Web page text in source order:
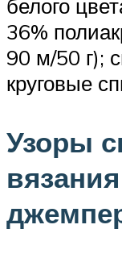
белого
36%
90 м/50 г);
круговые
Узоры